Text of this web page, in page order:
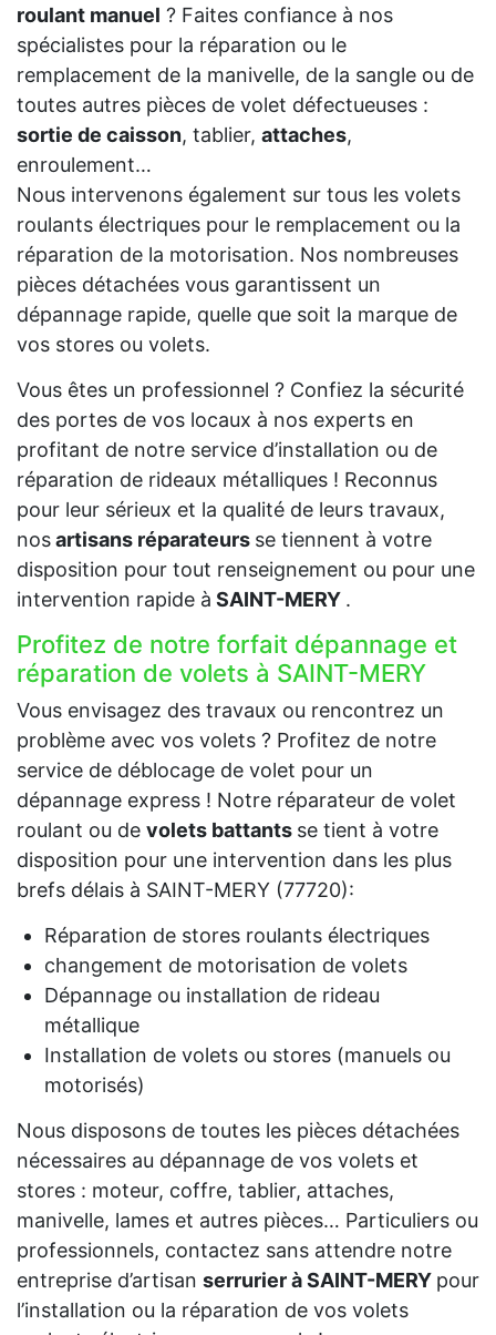
roulant manuel ? Faites confiance à nos
spécialistes pour la réparation ou le
remplacement de la manivelle, de la sangle ou de
toutes autres pièces de volet défectueuses :
sortie de caisson, tablier, attaches,
enroulement…
Nous intervenons également sur tous les volets
roulants électriques pour le remplacement ou la
réparation de la motorisation. Nos nombreuses
pièces détachées vous garantissent un
dépannage rapide, quelle que soit la marque de
vos stores ou volets.
Vous êtes un professionnel ? Confiez la sécurité
des portes de vos locaux à nos experts en
profitant de notre service d’installation ou de
réparation de rideaux métalliques ! Reconnus
pour leur sérieux et la qualité de leurs travaux,
nosartisans réparateurs se tiennent à votre
disposition pour tout renseignement ou pour une
intervention rapide à SAINT-MERY .
Profitez de notre forfait dépannage et
réparation de volets à SAINT-MERY
Vous envisagez des travaux ou rencontrez un
problème avec vos volets ? Profitez de notre
service de déblocage de volet pour un
dépannage express ! Notre réparateur de volet
roulant ou de volets battants se tient à votre
disposition pour une intervention dans les plus
brefs délais à SAINT-MERY (77720):
Réparation de stores roulants électriques
changement de motorisation de volets
Dépannage ou installation de rideau
métallique
Installation de volets ou stores (manuels ou
motorisés)
Nous disposons de toutes les pièces détachées
nécessaires au dépannage de vos volets et
stores : moteur, coffre, tablier, attaches,
manivelle, lames et autres pièces… Particuliers ou
professionnels, contactez sans attendre notre
entreprise d’artisan serrurier à SAINT-MERY pour
l’installation ou la réparation de vos volets